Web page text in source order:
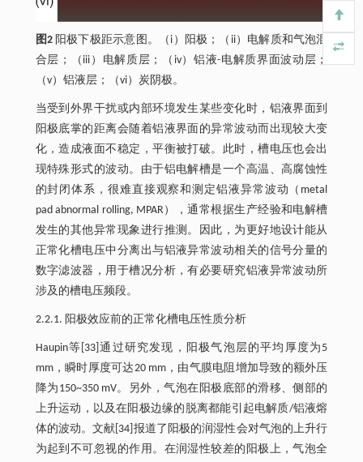
图2阳极下极距示意图。（i）阳极；（ii）电解质和气泡混
合层；（iii）电解质层；（iv）铝液-电解质界面波动层；
（v）铝液层；（vi）炭阴极。
当受到外界干扰或内部环境发生某些变化时，铝液界面到
阳极底掌的距离会随着铝液界面的异常波动而出现较大变
化，造成液面不稳定，平衡被打破。此时，槽电压也会出
现特殊形式的波动。由于铝电解槽是一个高温、高腐蚀性
的封闭体系，很难直接观察和测定铝液异常波动（metal
pad abnormal rolling, MPAR），通常根据生产经验和电解槽
发生的其他异常现象进行推测。因此，为更好地设计能从
正常化槽电压中分离出与铝液异常波动相关的信号分量的
数字滤波器，用于槽况分析，有必要研究铝液异常波动所
涉及的槽电压频段。
2.2.1. 阳极效应前的正常化槽电压性质分析
Haupin等[33]通过研究发现，阳极气泡层的平均厚度为5
mm，瞬时厚度可达20 mm，由气膜电阻增加导致的额外压
降为150~350 mV。另外，气泡在阳极底部的滑移、侧部的
上升运动，以及在阳极边缘的脱离都能引起电解质/铝液熔
体的波动。文献[34]报道了阳极的润湿性会对气泡的上升行
为起到不可忽视的作用。在润湿性较差的阳极上，气泡全